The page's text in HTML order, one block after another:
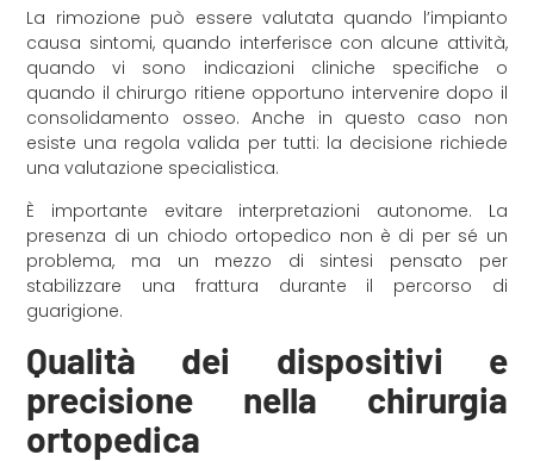
La rimozione può essere valutata quando l’impianto
causa sintomi, quando interferisce con alcune attività,
quando vi sono indicazioni cliniche specifiche o
quando il chirurgo ritiene opportuno intervenire dopo il
consolidamento osseo. Anche in questo caso non
esiste una regola valida per tutti: la decisione richiede
una valutazione specialistica.
È importante evitare interpretazioni autonome. La
presenza di un chiodo ortopedico non è di per sé un
problema, ma un mezzo di sintesi pensato per
stabilizzare una frattura durante il percorso di
guarigione.
Qualità dei dispositivi e
precisione nella chirurgia
ortopedica